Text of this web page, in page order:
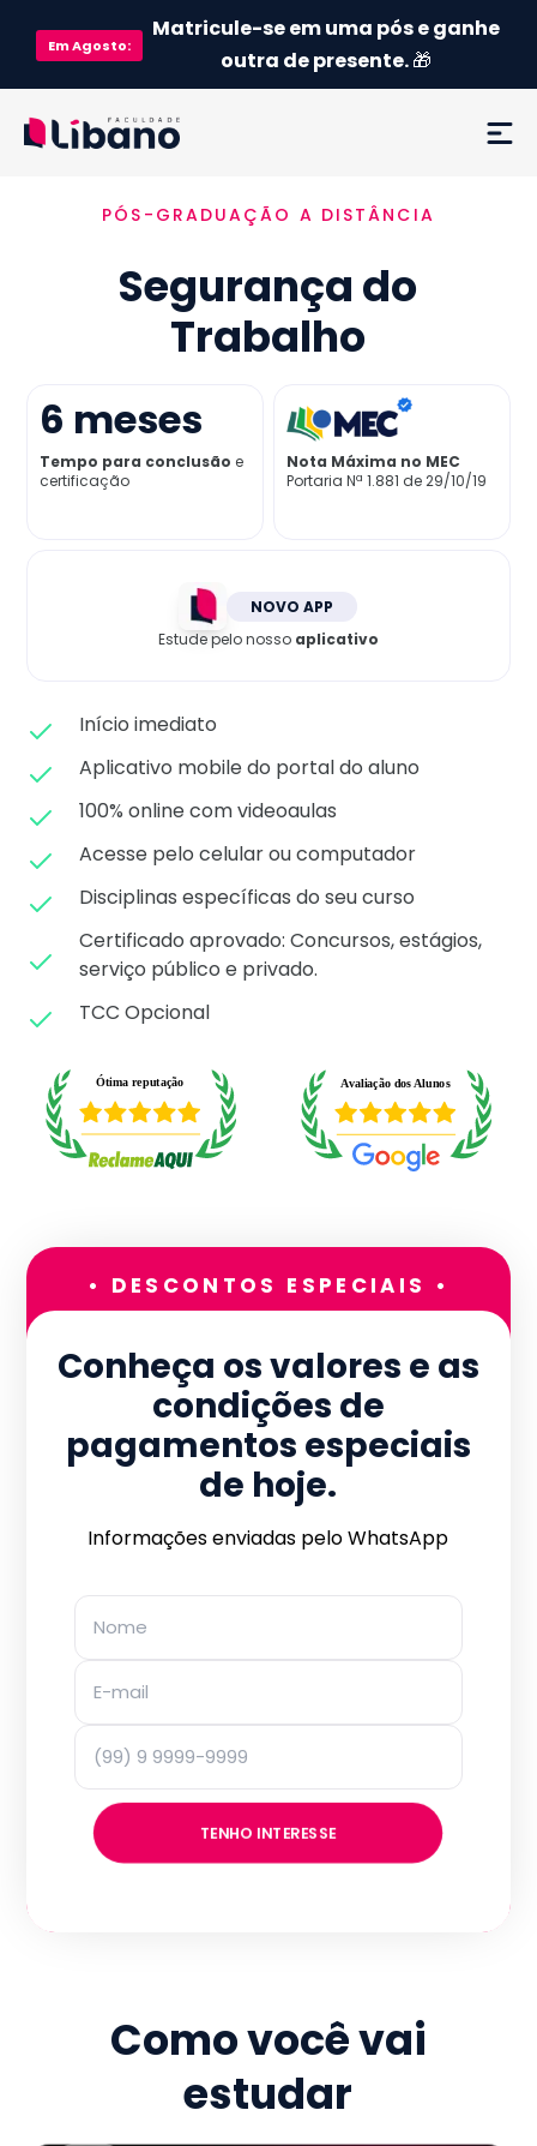
EmAgosto:
Matricule-se em uma pós e ganhe
outra de presente.🎁
Ementa
Como funciona
Credenciamento MEC
Preço
Já sou aluno
PÓS-GRADUAÇÃO A DISTÂNCIA
Segurança do
Trabalho
6 meses
Tempo para conclusão e
certificação
Nota Máxima no MEC
Portaria Nª 1.881 de 29/10/19
NOVO APP
Estude pelo nosso aplicativo
Início imediato
Aplicativo mobile do portal do aluno
100% online com videoaulas
Acesse pelo celular ou computador
Disciplinas específicas do seu curso
Certificado aprovado: Concursos, estágios,
serviço público e privado.
TCC Opcional
• DESCONTOS ESPECIAIS •
Conheça os valores e as
condições de
pagamentos especiais
de hoje.
Informações enviadas pelo WhatsApp
TENHO INTERESSE
Como você vai
estudar